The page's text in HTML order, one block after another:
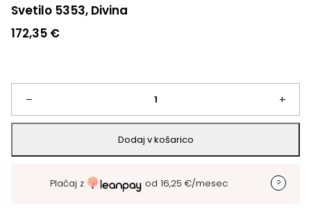
Svetilo 5353, Divina
172,35 €
–
Svetilo
5353,
Divina
+
Dodaj v košarico
Plačaj z od 16,25 €/mesec